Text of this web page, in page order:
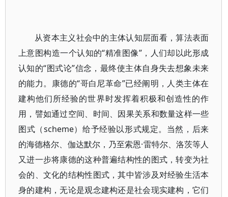
从资本主义社会中的主体认知层面看，算法表面
上意图构造一个认知的“精准图像”，人们却以此形成
认知的“图式论”信念，最终使主体自身失去想象未来
的能力。康德的“哥白尼革命”已经阐明，人类主体在
建构他们所经验的世界时发挥着积极和创造性的作
用，譬如通过空间、时间、因果关系和数量这样一些
图式（scheme）给予经验以形式规定。当然，后来
的海德格尔、伽达默尔，乃至索恩·雷特尔、洛茨等人
又进一步将康德的这种普遍结构性的图式，转变为社
会的、文化的结构性图式，其中皆涉及对经验生活本
身的建构，无论是观念建构还是社会现实建构，它们